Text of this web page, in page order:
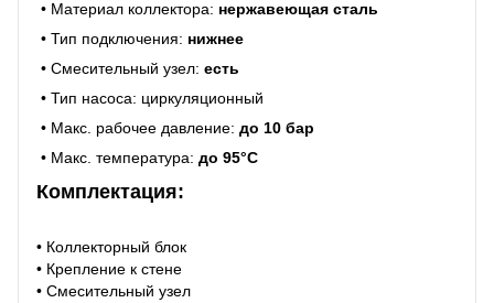
• Материал коллектора: нержавеющая сталь
• Тип подключения: нижнее
• Смесительный узел: есть
• Тип насоса: циркуляционный
• Макс. рабочее давление: до 10 бар
• Макс. температура: до 95°C
Комплектация:
• Коллекторный блок
• Крепление к стене
• Смесительный узел